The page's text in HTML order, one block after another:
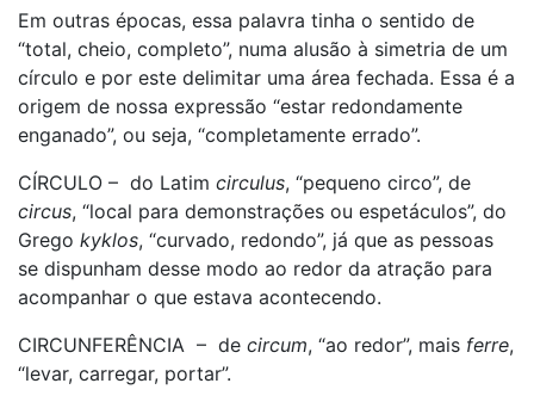
Em outras épocas, essa palavra tinha o sentido de
“total, cheio, completo”, numa alusão à simetria de um
círculo e por este delimitar uma área fechada. Essa é a
origem de nossa expressão “estar redondamente
enganado”, ou seja, “completamente errado”.
CÍRCULO – do Latim circulus, “pequeno circo”, de
circus, “local para demonstrações ou espetáculos”, do
Grego kyklos, “curvado, redondo”, já que as pessoas
se dispunham desse modo ao redor da atração para
acompanhar o que estava acontecendo.
CIRCUNFERÊNCIA – de circum, “ao redor”, mais ferre,
“levar, carregar, portar”.